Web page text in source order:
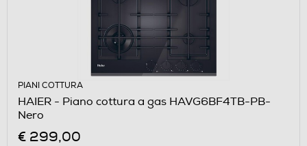
PIANI COTTURA
HAIER - Piano cottura a gas HAVG6BF4TB-PB-
Nero
€ 299,00